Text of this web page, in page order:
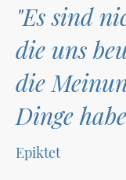
"Es sind
die uns
die
Dinge
Epiktet